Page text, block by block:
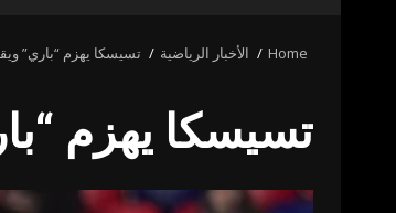
Home الأخبار الرياضية تسيسكا يهزم “باري”
تسيسكا يهزم